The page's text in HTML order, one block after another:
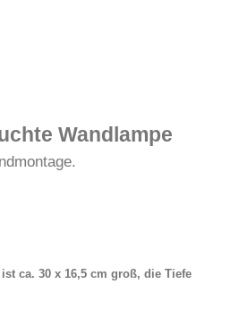
Wandlampe
ca. 30 x 16,5 cm groß, die Tiefe